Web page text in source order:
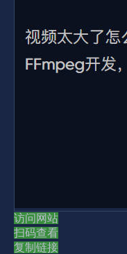
访问网站
扫码查看
复制链接